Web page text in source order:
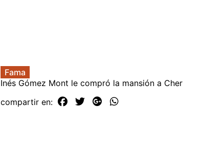
Fama
Inés Gómez Mont le compró la mansión a Cher
compartir en: